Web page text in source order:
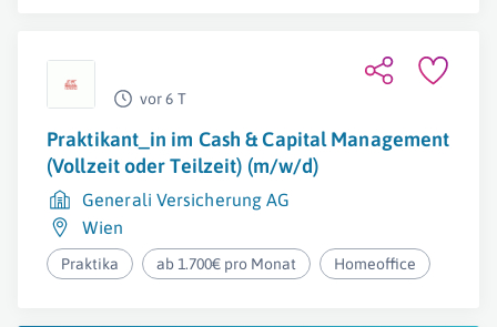
vor 6 T
Praktikant_in im Cash & Capital Management
(Vollzeit oder Teilzeit) (m/w/d)
Generali Versicherung AG
Wien
Praktika ab 1.700€ pro Monat Homeoffice